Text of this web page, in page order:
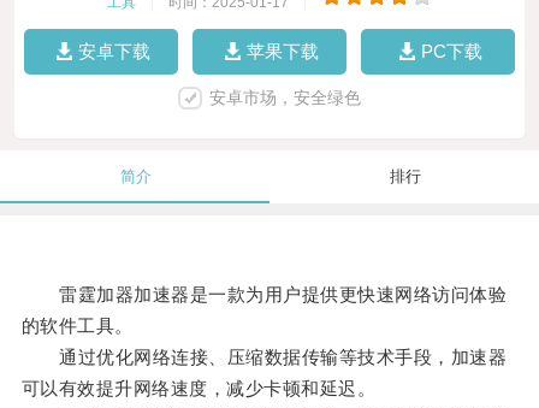
安卓下载 苹果下载 PC下载
安卓市场，安全绿色
简介 排行
雷霆加器加速器是一款为用户提供更快速网络访问体验
的软件工具。
通过优化网络连接、压缩数据传输等技术手段，加速器
可以有效提升网络速度，减少卡顿和延迟。